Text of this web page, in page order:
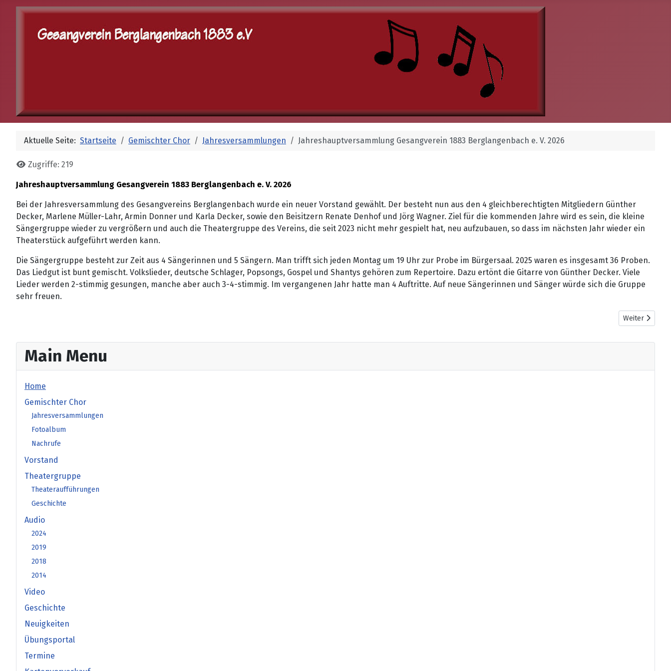
Main Menu
Home
Gemischter Chor
Jahresversammlungen
Fotoalbum
Nachrufe
Vorstand
Theatergruppe
Theateraufführungen
Geschichte
Audio
2024
2019
2018
2014
Video
Geschichte
Neuigkeiten
Übungsportal
Termine
Aktuelle Seite: Startseite Gemischter Chor Jahresversammlungen Jahreshauptversammlung Gesangverein 1883 Berglangenbach e. V. 2026
Zugriffe: 219
Jahreshauptversammlung Gesangverein 1883 Berglangenbach e. V. 2026
Bei der Jahresversammlung des Gesangvereins Berglangenbach wurde ein neuer Vorstand gewählt. Der besteht nun aus den 4 gleichberechtigten Mitgliedern Günther
Decker, Marlene Müller-Lahr, Armin Donner und Karla Decker, sowie den Beisitzern Renate Denhof und Jörg Wagner. Ziel für die kommenden Jahre wird es sein, die kleine
Sängergruppe wieder zu vergrößern und auch die Theatergruppe des Vereins, die seit 2023 nicht mehr gespielt hat, neu aufzubauen, so dass im nächsten Jahr wieder ein
Theaterstück aufgeführt werden kann.
Die Sängergruppe besteht zur Zeit aus 4 Sängerinnen und 5 Sängern. Man trifft sich jeden Montag um 19 Uhr zur Probe im Bürgersaal. 2025 waren es insgesamt 36 Proben.
Das Liedgut ist bunt gemischt. Volkslieder, deutsche Schlager, Popsongs, Gospel und Shantys gehören zum Repertoire. Dazu ertönt die Gitarre von Günther Decker. Viele
Lieder werden 2-stimmig gesungen, manche aber auch 3-4-stimmig. Im vergangenen Jahr hatte man 4 Auftritte. Auf neue Sängerinnen und Sänger würde sich die Gruppe
sehr freuen.
Nächster
Weiter